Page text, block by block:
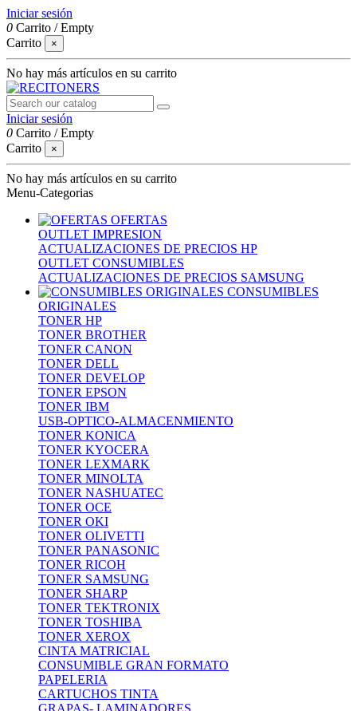
Iniciar sesión
0 Carrito /Empty
Carrito
×
No hay más artículos en su carrito
Iniciar sesión
0 Carrito /Empty
Carrito
×
No hay más artículos en su carrito
Menu-Categorias
OFERTAS
OUTLET IMPRESION
ACTUALIZACIONES DE PRECIOS HP
OUTLET CONSUMIBLES
ACTUALIZACIONES DE PRECIOS SAMSUNG
CONSUMIBLES
ORIGINALES
TONER HP
TONER BROTHER
TONER CANON
TONER DELL
TONER DEVELOP
TONER EPSON
TONER IBM
USB-OPTICO-ALMACENMIENTO
TONER KONICA
TONER KYOCERA
TONER LEXMARK
TONER MINOLTA
TONER NASHUATEC
TONER OCE
TONER OKI
TONER OLIVETTI
TONER PANASONIC
TONER RICOH
TONER SAMSUNG
TONER SHARP
TONER TEKTRONIX
TONER TOSHIBA
TONER XEROX
CINTA MATRICIAL
CONSUMIBLE GRAN FORMATO
PAPELERIA
CARTUCHOS TINTA
GRAPAS- LAMINADORES